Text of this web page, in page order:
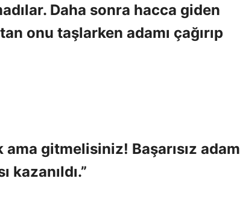
Daha sonra hacca giden
onu taşlarken adamı çağırıp
gitmelisiniz! Başarısız adam
kazanıldı.”